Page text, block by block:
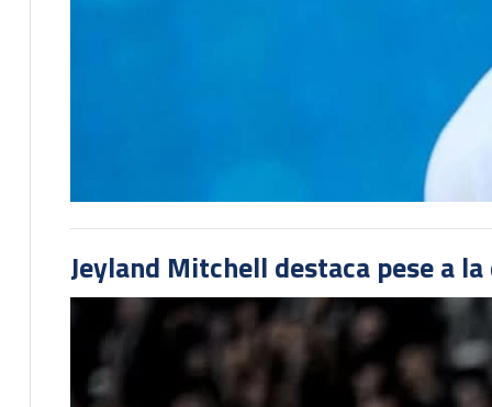
Jeyland Mitchell destaca pese a